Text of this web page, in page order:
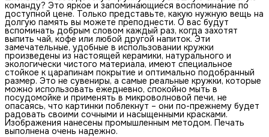
команду? Это яркое и запоминающиеся воспоминание по
доступной цене. Только представьте, какую нужную вещь на
долгую память вы можете преподнести. О вас будут
вспоминать добрым словом каждый раз, когда захотят
выпить чай, кофе или любой другой напиток. Эти
замечательные, удобные в использовании кружки
произведены из настоящей керамики, натурального и
экологически чистого материала, имеют специальное
стойкое к царапинам покрытие и оптимально подобранный
размер. Это не сувениры, а самые реальные кружки, которые
можно использовать ежедневно, спокойно мыть в
посудомойке и применять в микроволновой печи, не
опасаясь, что картинки поблекнут – они по-прежнему будет
радовать своими сочными и насыщенными красками.
Изображения нанесены промышленным методом. Печать
выполнена очень надежно.